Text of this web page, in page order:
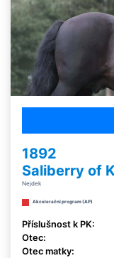
1892
Saliberry of
Nejdek
Akcelerační program (AP)
Příslušnost k PK:
Otec:
Otec matky: